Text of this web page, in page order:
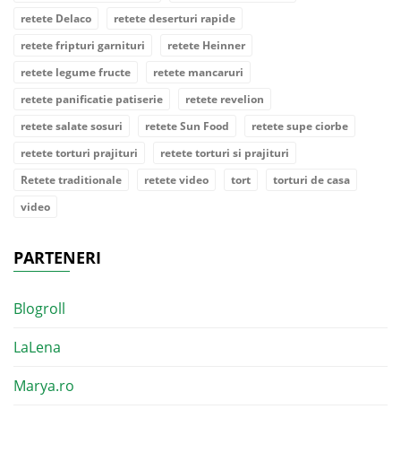
retete Delaco
retete deserturi rapide
retete fripturi garnituri
retete Heinner
retete legume fructe
retete mancaruri
retete panificatie patiserie
retete revelion
retete salate sosuri
retete Sun Food
retete supe ciorbe
retete torturi prajituri
retete torturi si prajituri
Retete traditionale
retete video tort
torturi de casa
video
PARTENERI
Blogroll
LaLena
Marya.ro